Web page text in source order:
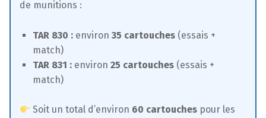
de munitions :
TAR 830 : environ35 cartouches (essais +
match)
TAR 831 : environ25 cartouches (essais +
match)
Soit un total d’environ 60 cartouches pour les